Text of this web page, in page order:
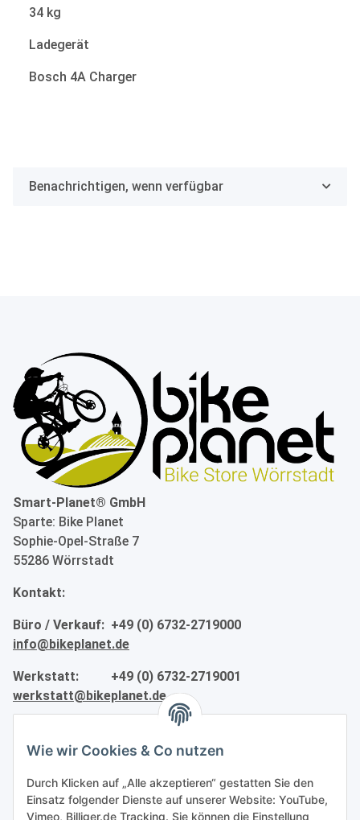
34 kg
Ladegerät
Bosch 4A Charger
Benachrichtigen, wenn verfügbar
Smart-Planet® GmbH
Sparte: Bike Planet
Sophie-Opel-Straße 7
55286 Wörrstadt
Kontakt:
Büro / Verkauf: +49 (0) 6732-2719000
info@bikeplanet.de
Werkstatt: +49 (0) 6732-2719001
werkstatt@bikeplanet.de
Wie wir Cookies & Co nutzen
Durch Klicken auf „Alle akzeptieren“ gestatten Sie den
Einsatz folgender Dienste auf unserer Website: YouTube,
Vimeo, Billiger.de Tracking. Sie können die Einstellung